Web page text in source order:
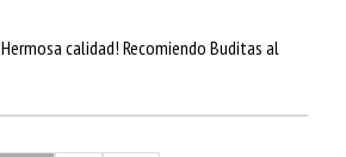
calidad! Recomiendo Buditas al